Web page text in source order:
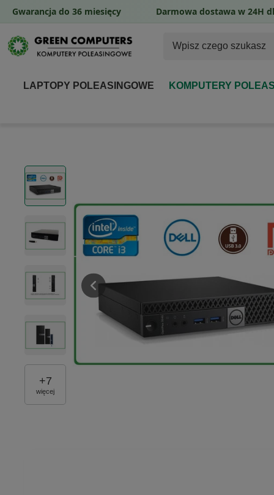
LAPTOPY POLEASINGOWE KOMPUTERY
+7
więcej
Gwarancja do 36 miesięcy Darmowa dostawa w 24H